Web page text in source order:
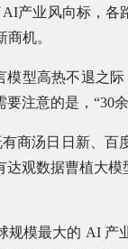
产业风向标，
机。
模型高热不退之
注意的是，“30
商汤日日新、
达观数据曹植大
规模最大的 AI 产